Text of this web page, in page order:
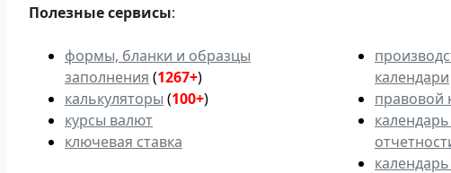
Полезные сервисы:
формы, бланки и образцы
заполнения (1267+)
калькуляторы (100+)
курсы валют
ключевая ставка
календари
правовой